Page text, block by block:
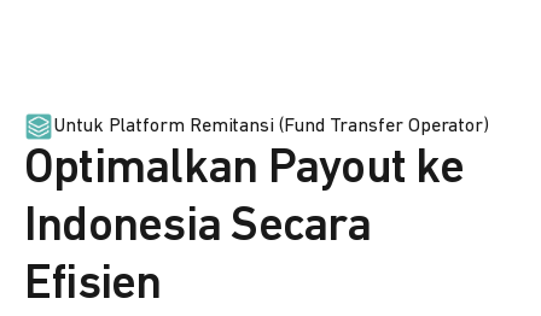
Untuk Platform Remitansi (Fund Transfer Operator)
Optimalkan Payout ke
Indonesia Secara
Efisien